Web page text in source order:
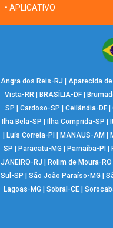
• APLICATIVO
Angra dos Reis-RJ | Aparecida
Vista-RR | BRASÍLIA-DF|
SP | Cardoso-SP | Ceilândia-DF |
Ilha Bela-SP | Ilha Comprida-SP |
| Luís Correia-PI | MANAUS-AM |
SP | Paracatu-MG | Parnaíba-PI |
JANEIRO-RJ | Rolim de Moura-RO
Sul-SP | São João Paraíso-MG |
Lagoas-MG | Sobral-CE|